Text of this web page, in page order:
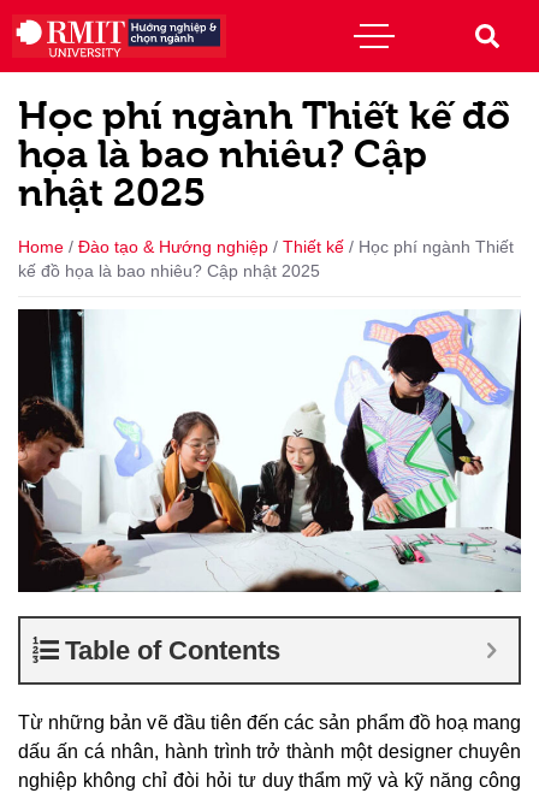
Học phí ngành Thiết kế đồ
họa là bao nhiêu? Cập
nhật 2025
Home / Đào tạo & Hướng nghiệp / Thiết kế / Học phí ngành Thiết
kế đồ họa là bao nhiêu? Cập nhật 2025
Table of Contents
Từ những bản vẽ đầu tiên đến các sản phẩm đồ hoạ mang
dấu ấn cá nhân, hành trình trở thành một designer chuyên
nghiệp không chỉ đòi hỏi tư duy thẩm mỹ và kỹ năng công